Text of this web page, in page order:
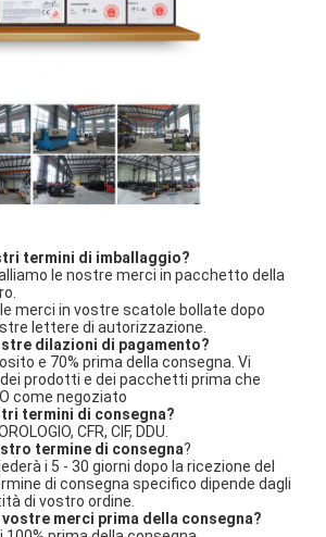
termini di imballaggio?
le nostre merci in pacchetto della
merci in vostre scatole bollate dopo
lettere di autorizzazione.
dilazioni di pagamento?
e 70% prima della consegna. Vi
prodotti e dei pacchetti prima che
come negoziato
termini di consegna?
CFR, CIF, DDU.
termine di consegna?
i 5 - 30 giorni dopo la ricezione del
di consegna specifico dipende dagli
di vostro ordine.
merci prima della consegna?